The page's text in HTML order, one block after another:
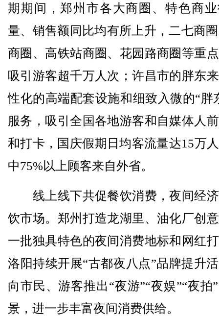
期期间，郑州市各大商圈、特色商
量、销售额同比均有所上升，二七商
商圈、高铁站商圈、花园路商圈等重
吸引游客超千万人次；许昌市的胖东
性化的高端配套设施和细致入微的“胖
服务，吸引全国各地游客和自媒体人
和打卡，国庆假期日均客流量达15万
中75%以上顾客来自外省。
线上线下共促餐饮消费，夜间经
饮市场。郑州打造龙湖里、油化厂创
一批独具特色的夜间消费地标和网红
洛阳持续开展“古都夜八点”品牌提升
向市民、游客推出“夜游”“夜娱”“夜拍
景，进一步丰富夜间消费供给。